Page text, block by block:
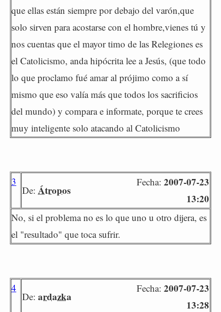
que ellas están siempre por debajo del varón,que
solo sirven para acostarse con el hombre,vienes tú y
nos cuentas que el mayor timo de las Relegiones es
el Catolicismo, anda hipócrita lee a Jesús, (que todo
lo que proclamo fué amar al prójimo como a sí
mismo que eso valía más que todos los sacrificios
del mundo) y compara e informate, porque te crees
muy inteligente solo atacando al Catolicismo
3
De: Átropos
Fecha: 2007-07-23
13:20
No, si el problema no es lo que uno u otro dijera, es
el "resultado" que toca sufrir.
4
De: ardazka
Fecha: 2007-07-23
13:28